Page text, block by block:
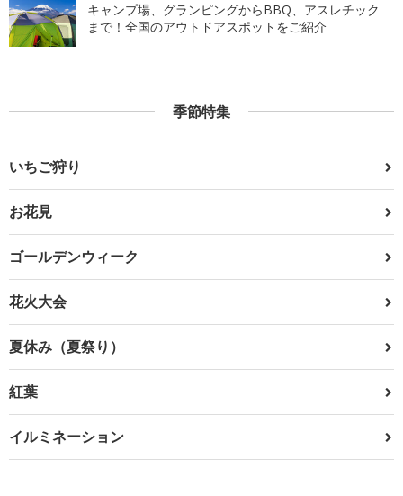
キャンプ場、グランピングからBBQ、アスレチック
まで！全国のアウトドアスポットをご紹介
季節特集
いちご狩り
お花見
ゴールデンウィーク
花火大会
夏休み（夏祭り）
紅葉
イルミネーション